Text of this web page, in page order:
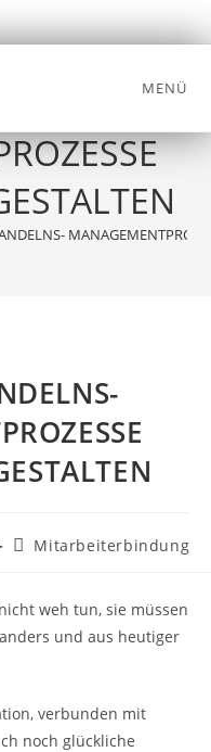
MENÜ
Mitarbeiterbindung
weh tun, sie müssen
und aus heutiger
verbunden mit
noch glückliche